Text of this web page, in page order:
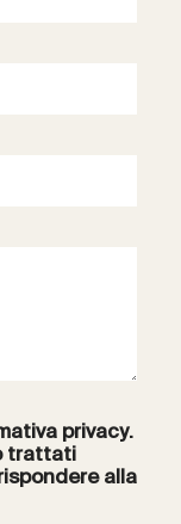
privacy.
trattati
alla